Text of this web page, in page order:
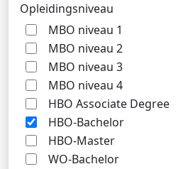
Opleidingsniveau
MBO niveau 1
MBO niveau 2
MBO niveau 3
MBO niveau 4
HBO Associate Degree
HBO-Bachelor
HBO-Master
WO-Bachelor